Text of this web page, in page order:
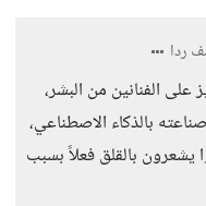
ردا
الفنانين من البشر،
بالذكاء الاصطناعي،
يشعرون بالقلق فعلاً بسبب